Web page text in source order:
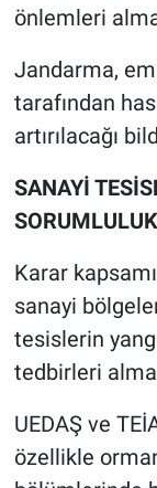
önlemleri
Jandarma,
tarafından
artırılacağı
SANAYİ
SORUMLULUK
Karar
sanayi
tesislerin
tedbirleri
UEDAŞ ve
özellikle